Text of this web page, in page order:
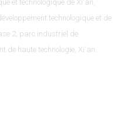
et technologique de Xi'an,
technologique et de
2, parc industriel de
de haute technologie, Xi'an.